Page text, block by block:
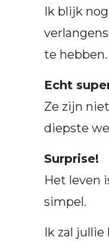
Ik blijk
te hebben.
Echt
Ze zijn
diepste
Surprise!
Het leven
simpel.
Ik zal